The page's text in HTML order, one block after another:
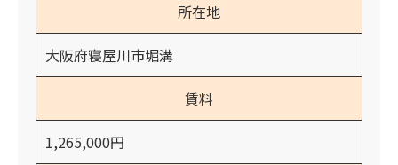
所在地
大阪府寝屋川市堀溝
賃料
1,265,000円